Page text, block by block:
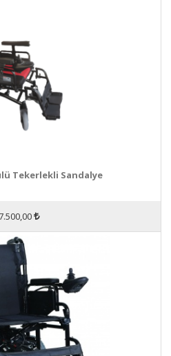
Tekerlekli Sandalye